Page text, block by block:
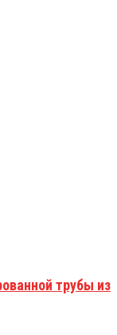
трубы из